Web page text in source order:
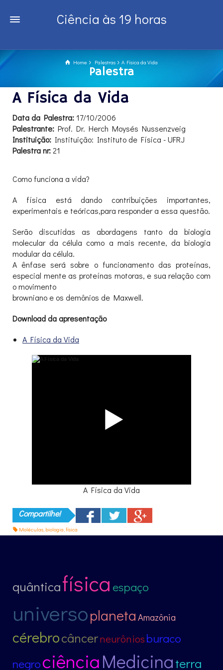
Ciência às 19 horas
Home Palestras A Física da Vida
Palestra
A Física da Vida
Data da Palestra:17/10/2006
Palestrante: Prof. Dr. Herch Moysés Nussenzveig
Instituição: Instituição: Instituto de Física - UFRJ
Palestra nr:21
Como funciona a vida?
A física está dando contribuições importantes,
experimentais e teóricas,para responder a essa questão.
Serão discutidas as abordagens tanto da biologia
molecular da célula como a mais recente, da biologia
modular da célula.
A ênfase será sobre o funcionamento das proteínas,
especial mente as proteínas motoras, e sua relação com
o movimento
browniano e os demônios de Maxwell.
Download da apresentação
A Física da Vida
A Física da Vida
Compartilhe!
Moléculas, biologia,física
quânticafísica espaço
universoplaneta Amazônia
cérebrocâncerneurôniosburaco
negrociênciaMedicinaterra